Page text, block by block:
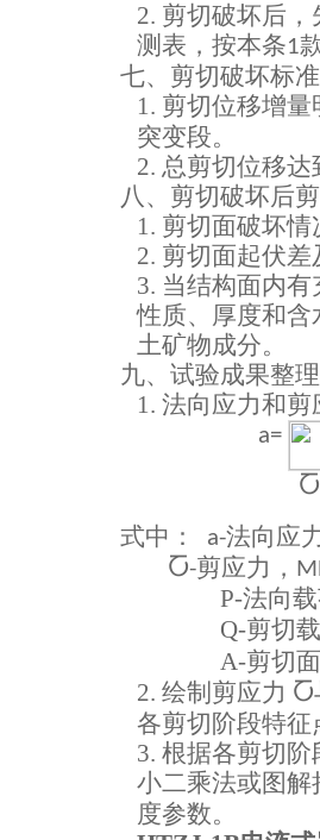
2. 剪切破坏后
测表，按本条1
七、剪切破坏标
1. 剪切位移增
突变段。
2. 总剪切位移达
八、剪切破坏后
1. 剪切面破坏
2. 剪切面起伏
3. 当结构面内
性质、厚度和
土矿物成分。
九、试验成果整
1. 法向应力和剪
a=
Ⴀ
式中： a-法向应
Ⴀ-剪应力，
P-法向
Q-剪切
A-剪切
2. 绘制剪应力 Ⴀ
各剪切阶段特
3. 根据各剪切阶
小二乘法或图解
度参数。